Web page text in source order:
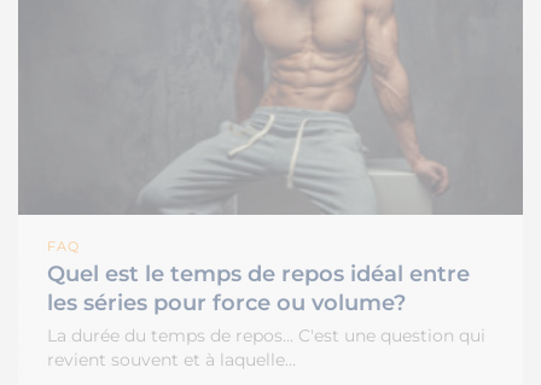
FAQ
Quel est le temps de repos idéal entre
les séries pour force ou volume?
La durée du temps de repos... C'est une question qui
revient souvent et à laquelle…